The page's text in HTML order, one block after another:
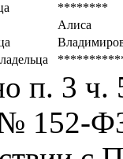
********
Алиса
п. 3 ч.
152-